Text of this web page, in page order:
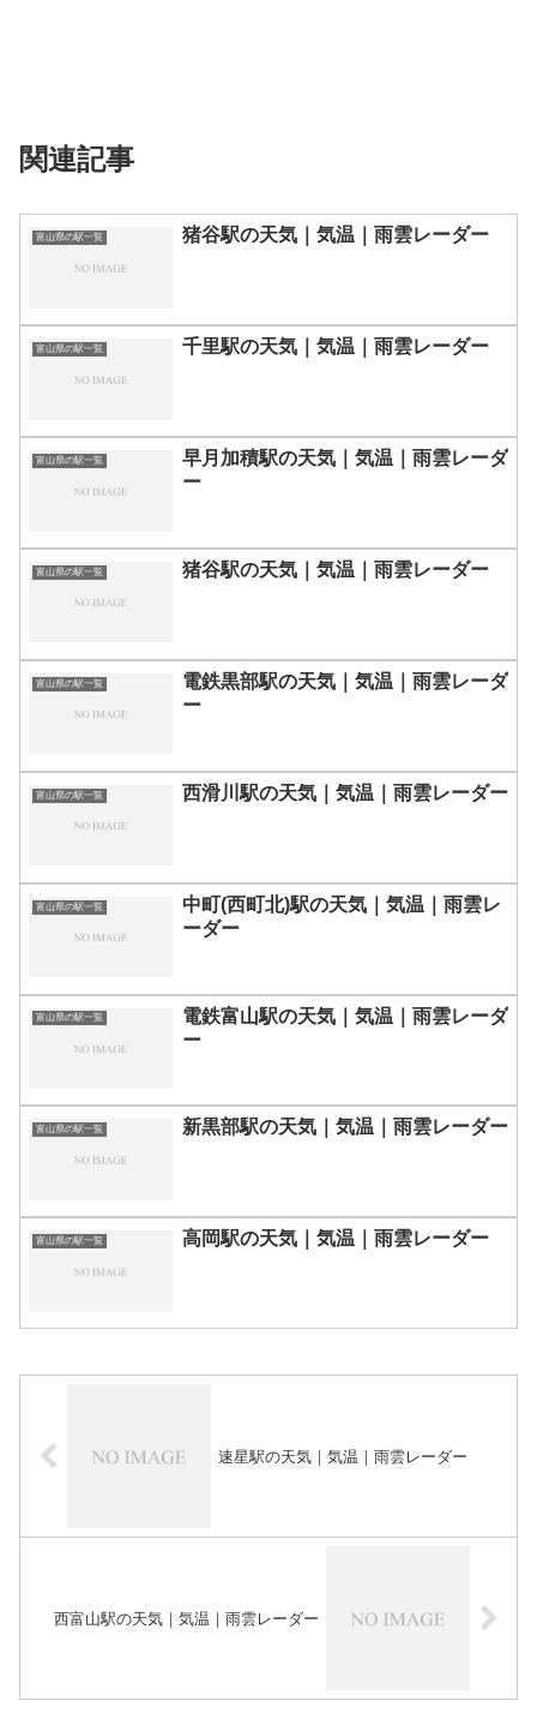
関連記事
富山県の駅一覧 猪谷駅の天気｜気温｜雨雲レーダー
富山県の駅一覧 千里駅の天気｜気温｜雨雲レーダー
富山県の駅一覧
早月加積駅の天気｜気温｜雨雲レーダ
ー
富山県の駅一覧 猪谷駅の天気｜気温｜雨雲レーダー
富山県の駅一覧
電鉄黒部駅の天気｜気温｜雨雲レーダ
ー
富山県の駅一覧 西滑川駅の天気｜気温｜雨雲レーダー
富山県の駅一覧
中町(西町北)駅の天気｜気温｜雨雲レ
ーダー
富山県の駅一覧
電鉄富山駅の天気｜気温｜雨雲レーダ
ー
富山県の駅一覧 新黒部駅の天気｜気温｜雨雲レーダー
富山県の駅一覧 高岡駅の天気｜気温｜雨雲レーダー
速星駅の天気｜気温｜雨雲レーダー
西富山駅の天気｜気温｜雨雲レーダー